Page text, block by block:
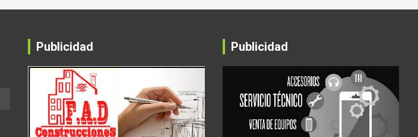
Publicidad Publicidad